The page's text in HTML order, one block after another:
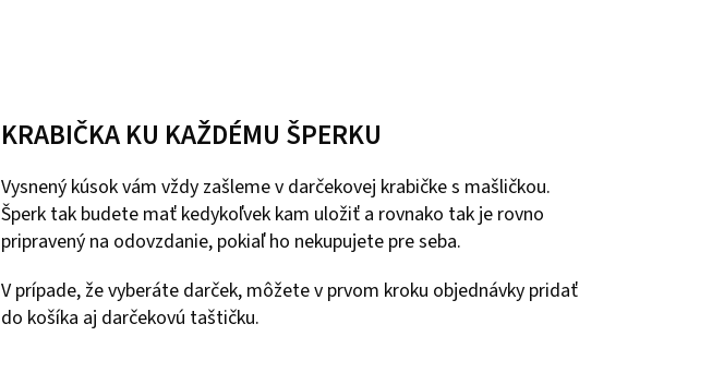
KRABIČKA KU KAŽDÉMU ŠPERKU
Vysnený kúsok vám vždy zašleme v darčekovej krabičke s mašličkou.
Šperk tak budete mať kedykoľvek kam uložiť a rovnako tak je rovno
pripravený na odovzdanie, pokiaľ ho nekupujete pre seba.
V prípade, že vyberáte darček, môžete v prvom kroku objednávky pridať
do košíka aj darčekovú taštičku.